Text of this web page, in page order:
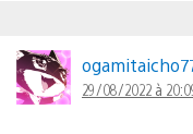
29/08/2022 à